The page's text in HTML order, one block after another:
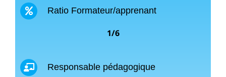
Ratio Formateur/apprenant
1/6
Responsable pédagogique